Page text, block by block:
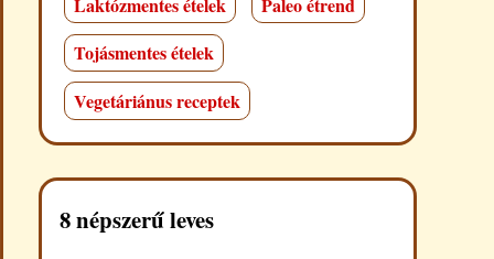
Tojásmentes ételek
Vegetáriánus receptek
8 népszerű leves